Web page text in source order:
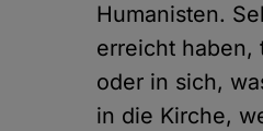
Humanisten.
erreicht haben,
oder in sich,
in die Kirche,